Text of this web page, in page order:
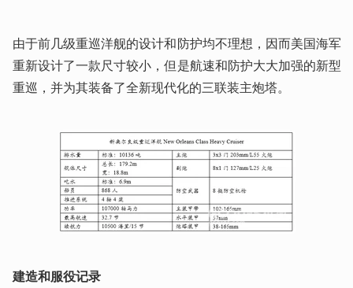
由于前几级重巡洋舰的设计和防护均不理想，因而美国海军
重新设计了一款尺寸较小，但是航速和防护大大加强的新型
重巡，并为其装备了全新现代化的三联装主炮塔。
建造和服役记录